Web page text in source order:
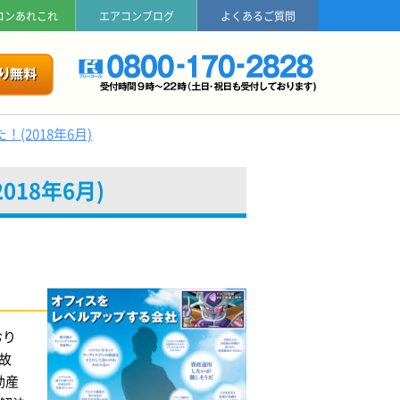
ンあれこれ エアコンブログ よくあるご質問
！(2018年6月)
年6月)
産